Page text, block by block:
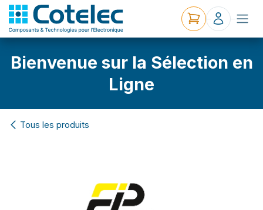
Bienvenue sur la Sélection en
Ligne
Tous les produits